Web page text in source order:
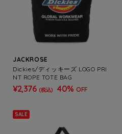
JACKROSE
Dickies/ディッキーズ LOGO PRI
NT ROPE TOTE BAG
¥2,376 (税込) 40% OFF
SALE